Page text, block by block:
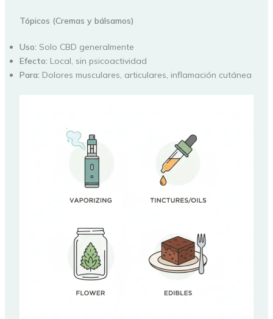
Tópicos (Cremas y bálsamos)
Uso: Solo CBD generalmente
Efecto: Local, sin psicoactividad
Para: Dolores musculares, articulares, inflamación cutánea